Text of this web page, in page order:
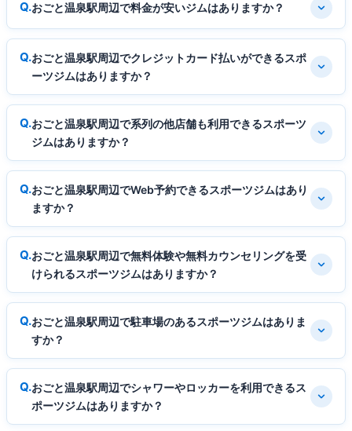
おごと温泉駅周辺で料金が安いジムはありますか？
おごと温泉駅周辺でクレジットカード払いができるスポ
ーツジムはありますか？
おごと温泉駅周辺で系列の他店舗も利用できるスポーツ
ジムはありますか？
おごと温泉駅周辺でWeb予約できるスポーツジムはあり
ますか？
おごと温泉駅周辺で無料体験や無料カウンセリングを受
けられるスポーツジムはありますか？
おごと温泉駅周辺で駐車場のあるスポーツジムはありま
すか？
おごと温泉駅周辺でシャワーやロッカーを利用できるス
ポーツジムはありますか？